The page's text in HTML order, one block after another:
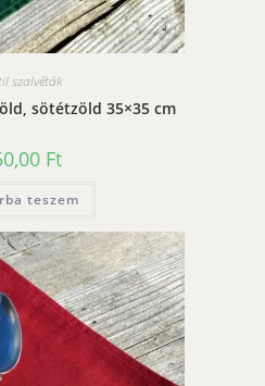
szalvéták
sötétzöld 35×35 cm
Ft
teszem